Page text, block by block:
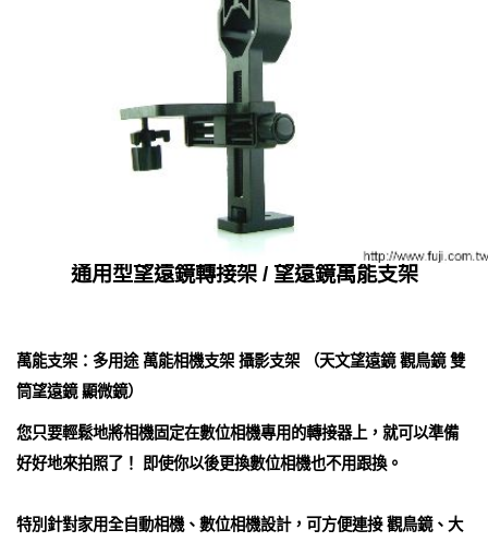
通用型望遠鏡轉接架 / 望遠鏡萬能支架
萬能支架：多用途 萬能相機支架 攝影支架 （天文望遠鏡 觀鳥鏡 雙
筒望遠鏡 顯微鏡）
您只要輕鬆地將相機固定在數位相機專用的轉接器上，就可以準備
好好地來拍照了！ 即使你以後更換數位相機也不用跟換。
特別針對家用全自動相機、數位相機設計，可方便連接 觀鳥鏡、大